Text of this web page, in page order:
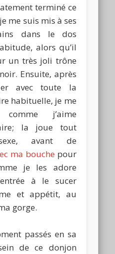
terminé ce
me suis mis à ses
dans le dos
alors qu’il
un très joli trône
Ensuite, après
avec toute la
habituelle, je me
j’aime
la joue tout
avant de
ma bouche pour
je les adore
à le sucer
et appétit, au
gorge.
passés en sa
de ce donjon